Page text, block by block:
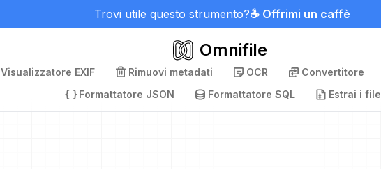
Trovi utile questo strumento?☕ Offrimi un caffè
Omnifile
Visualizzatore EXIF Rimuovi metadati OCR Convertitore
Formattatore JSON
Formattatore SQL Estrai i file